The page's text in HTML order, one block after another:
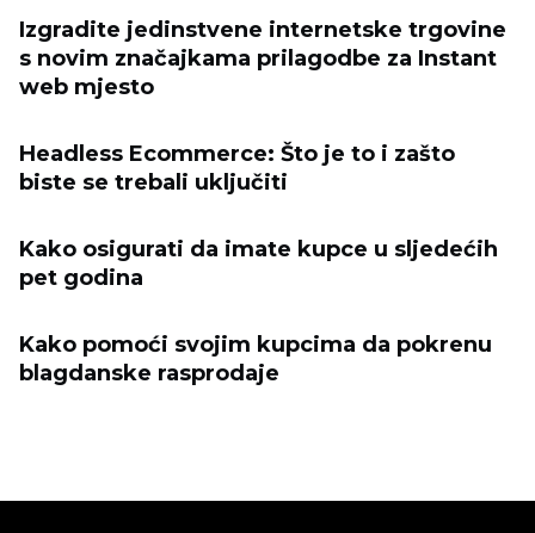
Izgradite jedinstvene internetske trgovine
s novim značajkama prilagodbe za Instant
web mjesto
Headless Ecommerce: Što je to i zašto
biste se trebali uključiti
Kako osigurati da imate kupce u sljedećih
pet godina
Kako pomoći svojim kupcima da pokrenu
blagdanske rasprodaje